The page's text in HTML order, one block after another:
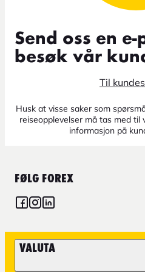
Send oss en
besøk vår
Til
Husk at visse saker som
reiseopplevelser må tas med til
informasjon på
FØLG FOREX
VALUTA